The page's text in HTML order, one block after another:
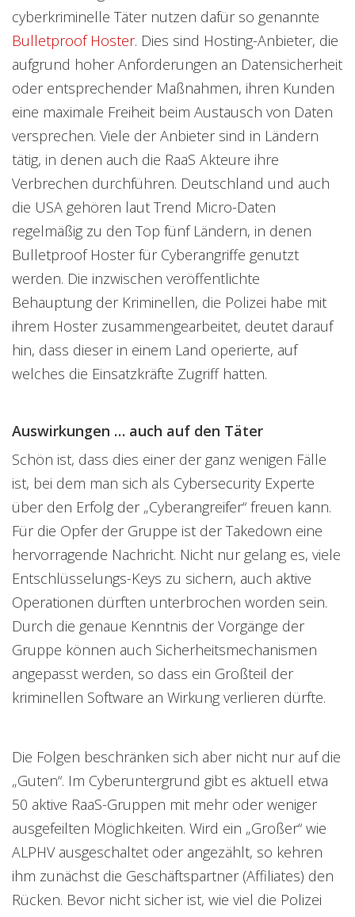
cyberkriminelle Täter nutzen dafür so genannte
Bulletproof Hoster. Dies sind Hosting-Anbieter, die
aufgrund hoher Anforderungen an Datensicherheit
oder entsprechender Maßnahmen, ihren Kunden
eine maximale Freiheit beim Austausch von Daten
versprechen. Viele der Anbieter sind in Ländern
tätig, in denen auch die RaaS Akteure ihre
Verbrechen durchführen. Deutschland und auch
die USA gehören laut Trend Micro-Daten
regelmäßig zu den Top fünf Ländern, in denen
Bulletproof Hoster für Cyberangriffe genutzt
werden. Die inzwischen veröffentlichte
Behauptung der Kriminellen, die Polizei habe mit
ihrem Hoster zusammengearbeitet, deutet darauf
hin, dass dieser in einem Land operierte, auf
welches die Einsatzkräfte Zugriff hatten.
Auswirkungen … auch auf den Täter
Schön ist, dass dies einer der ganz wenigen Fälle
ist, bei dem man sich als Cybersecurity Experte
über den Erfolg der „Cyberangreifer“ freuen kann.
Für die Opfer der Gruppe ist der Takedown eine
hervorragende Nachricht. Nicht nur gelang es, viele
Entschlüsselungs-Keys zu sichern, auch aktive
Operationen dürften unterbrochen worden sein.
Durch die genaue Kenntnis der Vorgänge der
Gruppe können auch Sicherheitsmechanismen
angepasst werden, so dass ein Großteil der
kriminellen Software an Wirkung verlieren dürfte.
Die Folgen beschränken sich aber nicht nur auf die
„Guten“. Im Cyberuntergrund gibt es aktuell etwa
50 aktive RaaS-Gruppen mit mehr oder weniger
ausgefeilten Möglichkeiten. Wird ein „Großer“ wie
ALPHV ausgeschaltet oder angezählt, so kehren
ihm zunächst die Geschäftspartner (Affiliates) den
Rücken. Bevor nicht sicher ist, wie viel die Polizei